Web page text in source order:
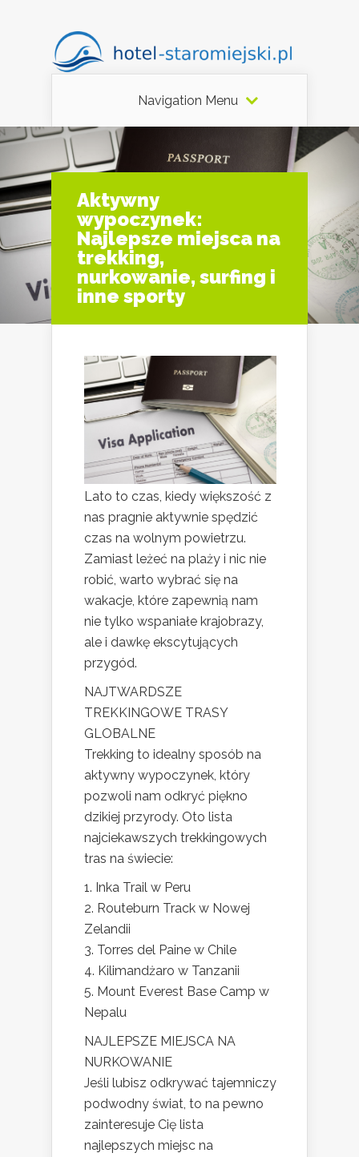
Navigation Menu
Aktywny
wypoczynek:
Najlepsze miejsca na
trekking,
nurkowanie, surfing i
inne sporty
Lato to czas, kiedy większość z
nas pragnie aktywnie spędzić
czas na wolnym powietrzu.
Zamiast leżeć na plaży i nic nie
robić, warto wybrać się na
wakacje, które zapewnią nam
nie tylko wspaniałe krajobrazy,
ale i dawkę ekscytujących
przygód.
NAJTWARDSZE
TREKKINGOWE TRASY
GLOBALNE
Trekking to idealny sposób na
aktywny wypoczynek, który
pozwoli nam odkryć piękno
dzikiej przyrody. Oto lista
najciekawszych trekkingowych
tras na świecie:
1. Inka Trail w Peru
2. Routeburn Track w Nowej
Zelandii
3. Torres del Paine w Chile
4. Kilimandżaro w Tanzanii
5. Mount Everest Base Camp w
Nepalu
NAJLEPSZE MIEJSCA NA
NURKOWANIE
Jeśli lubisz odkrywać tajemniczy
podwodny świat, to na pewno
zainteresuje Cię lista
najlepszych miejsc na